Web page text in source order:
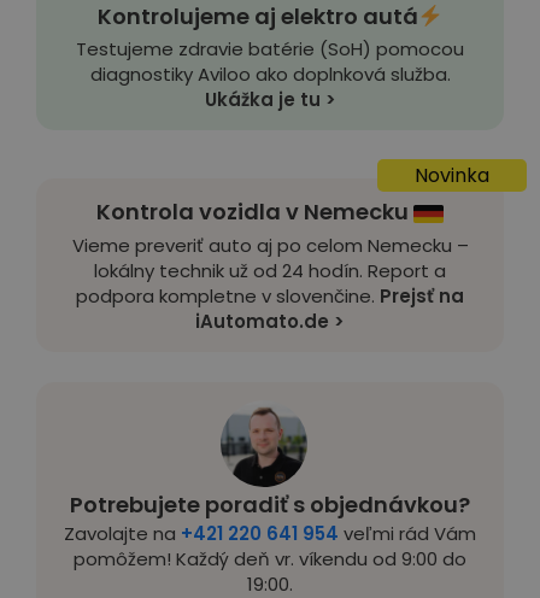
Potrebujete poradiť s objednávkou?
Zavolajte na +421 220 641 954 veľmi rád Vám
pomôžem! Každý deň vr. víkendu od 9:00 do
19:00.
Kontrolujeme aj elektro autá
Testujeme zdravie batérie (SoH) pomocou
diagnostiky Aviloo ako doplnková služba.
Ukážka je tu >
Novinka
Kontrola vozidla v Nemecku
Vieme preveriť auto aj po celom Nemecku –
lokálny technik už od 24 hodín. Report a
podpora kompletne v slovenčine. Prejsť na
iAutomato.de >